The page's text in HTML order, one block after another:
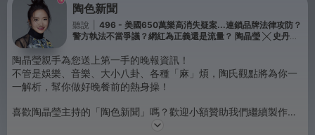
陶色新聞
聽說
496 - 美國650萬樂高消失疑案...連鎖品牌法律攻防？
警方執法不當爭議？網紅為正義還是流量？ 陶晶瑩 ╳ 史丹利 ╳
陶晶瑩親手為您送上第一手的晚報資訊！
不管是娛樂、音樂、大小八卦、各種「麻」煩，陶氏觀點將為你一
一解析，幫你做好晚餐前的熱身操！
喜歡陶晶瑩主持的「陶色新聞」嗎？歡迎小額贊助我們繼續製作更
優質節目＞https://bit.ly/3cJKx3L